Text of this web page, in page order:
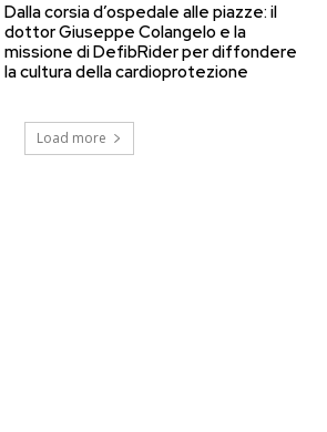
Dalla corsia d’ospedale alle piazze: il
dottor Giuseppe Colangelo e la
missione di DefibRider per diffondere
la cultura della cardioprotezione
Load more